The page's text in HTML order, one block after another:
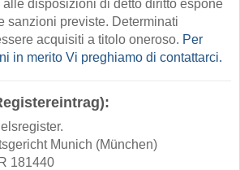
disposizioni di detto diritto espone
sanzioni previste. Determinati
acquisiti a titolo oneroso. Per
in merito Vi preghiamo di contattarci.
Munich (München)
181440